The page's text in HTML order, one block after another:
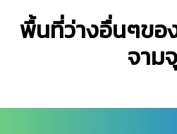
พื้นที่ว่างอื่นๆขอ
จาม